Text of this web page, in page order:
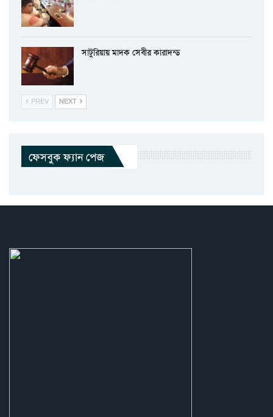
সাটুরিয়ায় মাদক সেবীর কারাদন্ড
PREV NEXT
ফেসবুক ফ্যান পেজ